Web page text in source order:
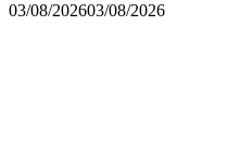
03/08/202603/08/2026